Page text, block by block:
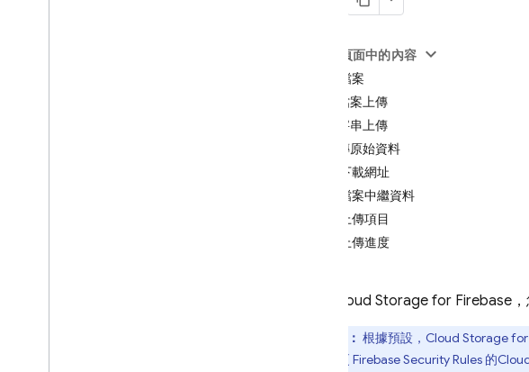
這個頁面中的內容
上傳檔案
從檔案上傳
從字串上傳
上傳原始資料
取得下載網址
新增檔案中繼資料
管理上傳項目
監控上傳進度
透過 Cloud Storage for Firebase
注意： 根據預設， Cloud Storage
可以變更 Firebase Security Rules 的